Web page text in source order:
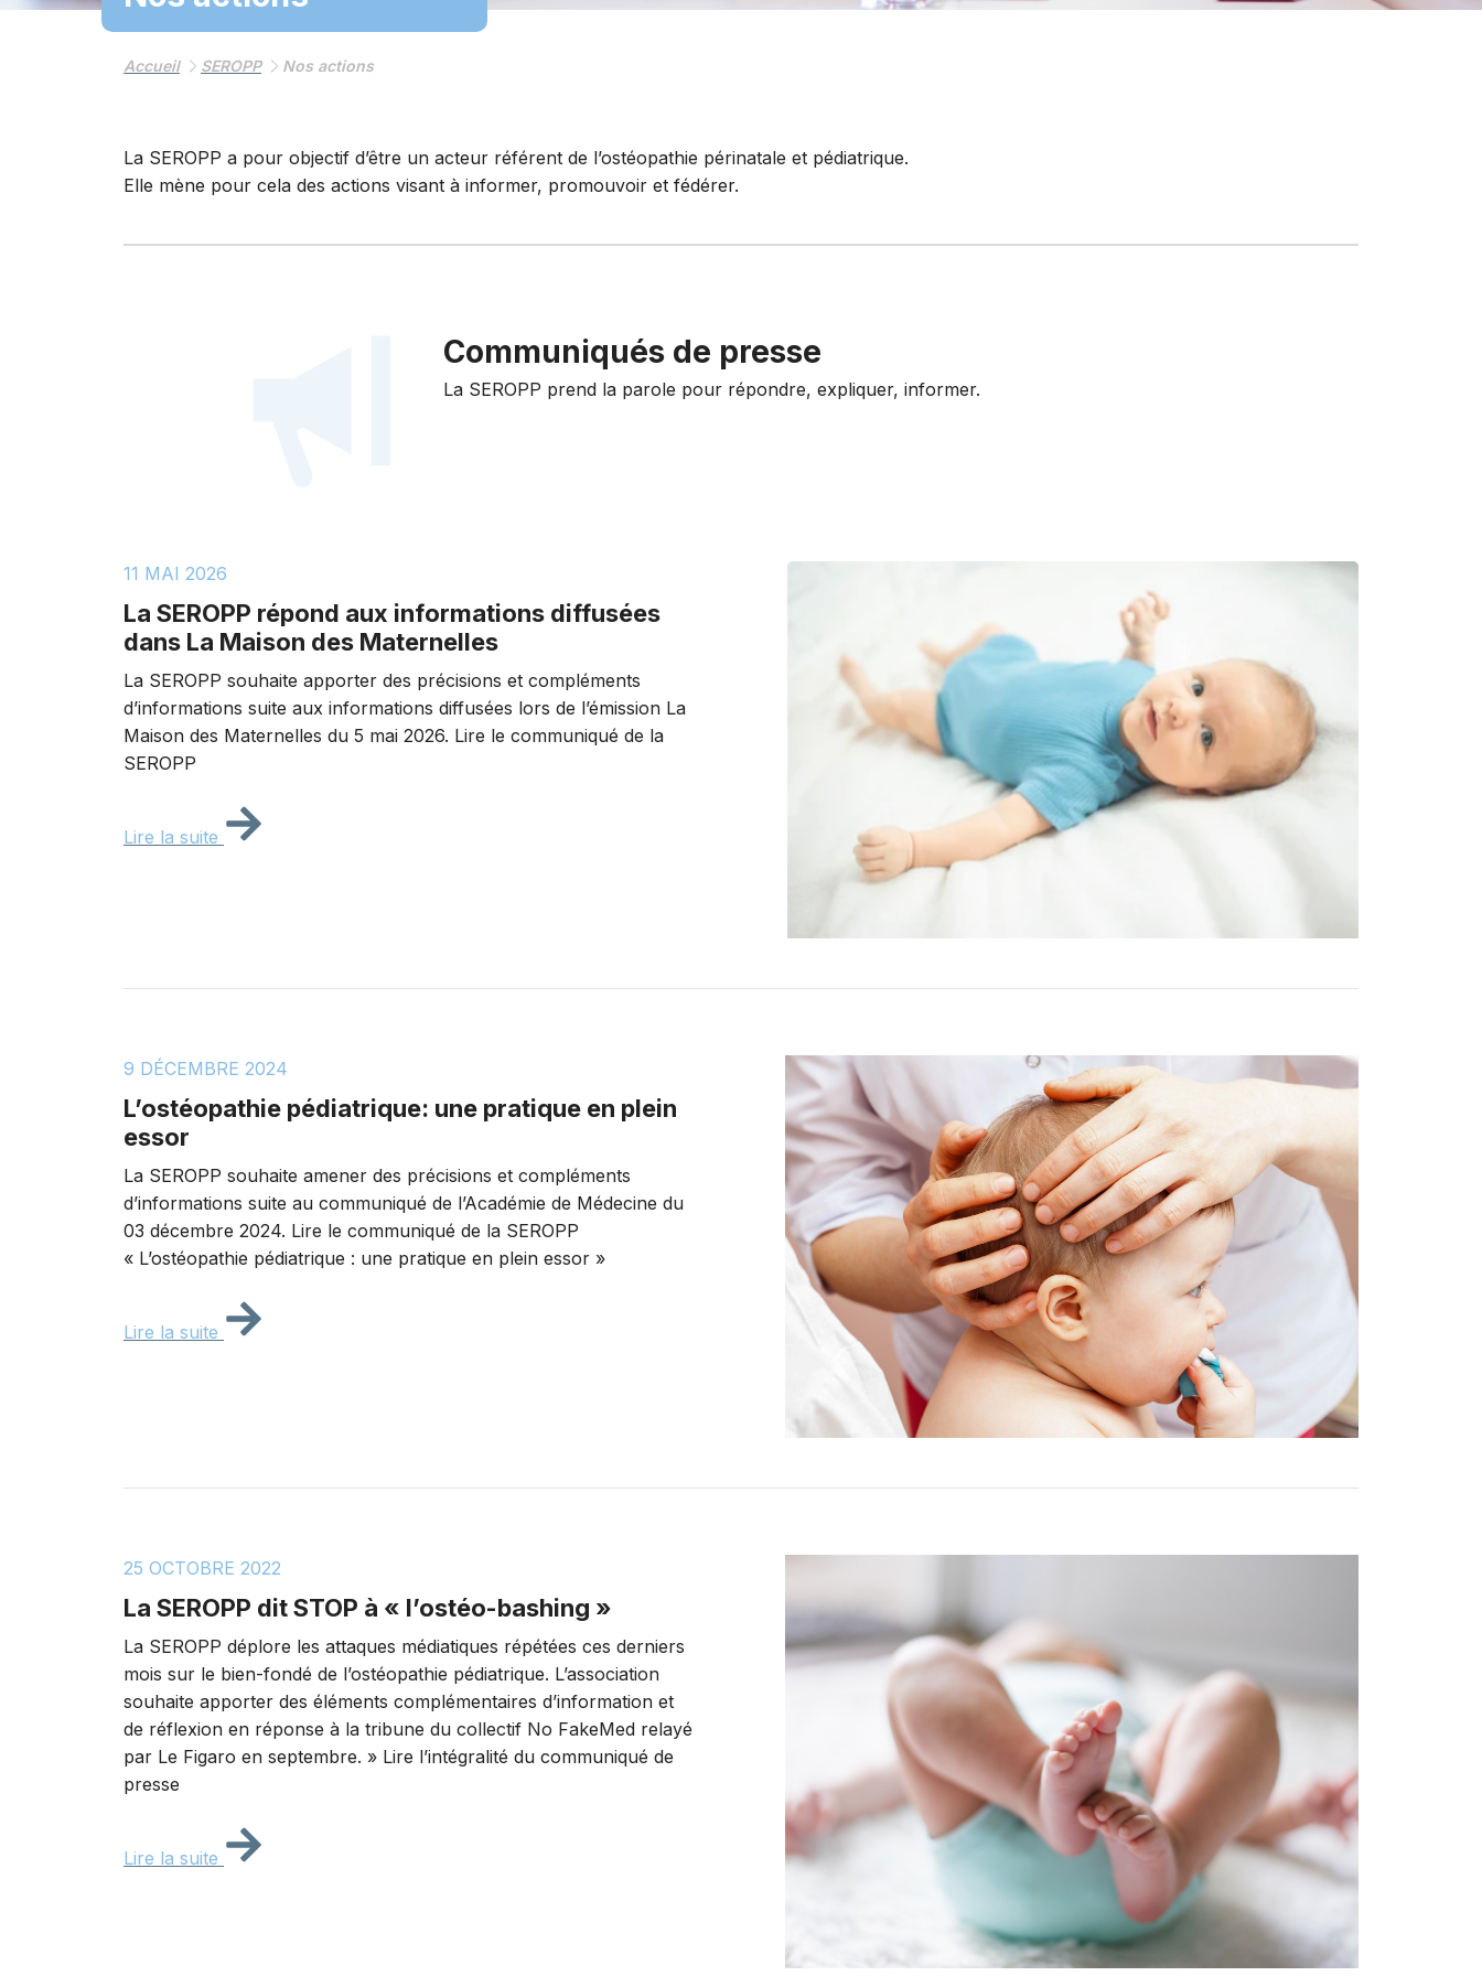
Accueil SEROPP Nos actions
La SEROPP a pour objectif d’être un acteur référent de l’ostéopathie périnatale et pédiatrique.
Elle mène pour cela des actions visant à informer, promouvoir et fédérer.
Communiqués de presse
La SEROPP prend la parole pour répondre, expliquer, informer.
11 MAI 2026
La SEROPP répond aux informations diffusées
dans La Maison des Maternelles
La SEROPP souhaite apporter des précisions et compléments
d’informations suite aux informations diffusées lors de l’émission La
Maison des Maternelles du 5 mai 2026. Lire le communiqué de la
SEROPP
Lire la suite
9 DÉCEMBRE 2024
L’ostéopathie pédiatrique: une pratique en plein
essor
La SEROPP souhaite amener des précisions et compléments
d’informations suite au communiqué de l’Académie de Médecine du
03 décembre 2024. Lire le communiqué de la SEROPP
« L’ostéopathie pédiatrique : une pratique en plein essor »
Lire la suite
25 OCTOBRE 2022
La SEROPP dit STOP à « l’ostéo-bashing »
La SEROPP déplore les attaques médiatiques répétées ces derniers
mois sur le bien-fondé de l’ostéopathie pédiatrique. L’association
souhaite apporter des éléments complémentaires d’information et
de réflexion en réponse à la tribune du collectif No FakeMed relayé
par Le Figaro en septembre. » Lire l’intégralité du communiqué de
presse
Lire la suite